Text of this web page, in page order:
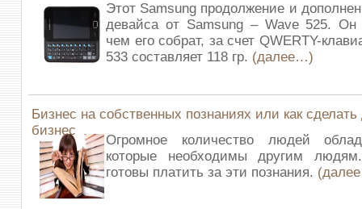
Этот Samsung продолжение и
девайса от Samsung – Wave 525. Он
чем его собрат, за счет QWERTY-
533 составляет 118 гр. (далее…)
Бизнес на собственных познаниях или как
бизнес
Огромное количество людей
которые необходимы другим
готовы платить за эти познания.